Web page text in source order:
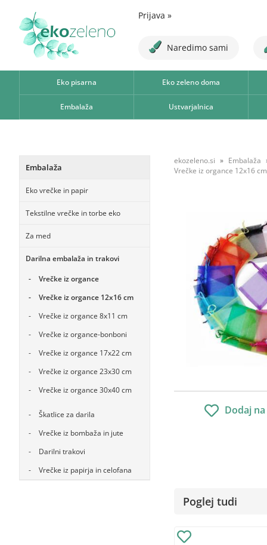
Prijava »
Naredimo sami
Eko pisarna Eko zeleno doma
Embalaža Ustvarjalnica
Embalaža
Eko vrečke in papir
Tekstilne vrečke in torbe eko
Za med
Darilna embalaža in trakovi
Vrečke iz organce
Vrečke iz organce 12x16 cm
Vrečke iz organce 8x11 cm
Vrečke iz organce-bonboni
Vrečke iz organce 17x22 cm
Vrečke iz organce 23x30 cm
Vrečke iz organce 30x40 cm
Škatlice za darila
Vrečke iz bombaža in jute
Darilni trakovi
Vrečke iz papirja in celofana
ekozeleno.si
Embalaža
Vrečke iz organce 12x16 cm
Dodaj
Poglej tudi